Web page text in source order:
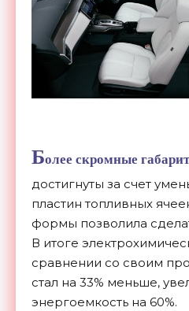
Более скромные
достигнуты за счет
пластин топливных
формы позволила
В итоге
сравнении со своим
стал на 33% меньше,
энергоемкость на 60%.